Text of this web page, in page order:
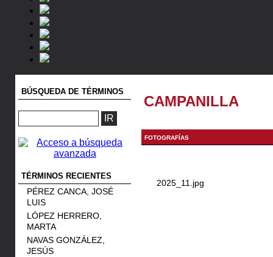
BÚSQUEDA DE TÉRMINOS
TÉRMINOS RECIENTES
PÉREZ CANCA, JOSÉ
LUIS
LÓPEZ HERRERO,
MARTA
NAVAS GONZÁLEZ,
JESÚS
CAMPANILLA
FOTOGRAFÍAS
2025_11.jpg